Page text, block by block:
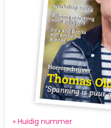
» Huidig nummer